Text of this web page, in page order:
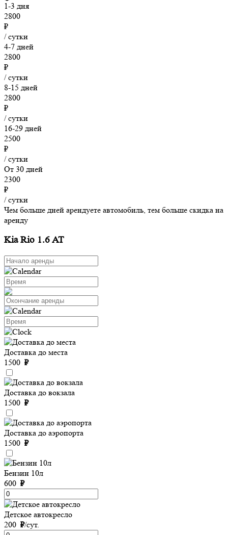
1-3 дня
2800
₽
/ сутки
4-7 дней
2800
₽
/ сутки
8-15 дней
2800
₽
/ сутки
16-29 дней
2500
₽
/ сутки
От 30 дней
2300
₽
/ сутки
Чем больше дней арендуете автомобиль, тем больше скидка на
аренду
Kia Rio 1.6 AT
Доставка до места
1500 ₽
Доставка до вокзала
1500 ₽
Доставка до аэропорта
1500 ₽
Бензин 10л
600 ₽
Детское автокресло
200 ₽/сут.